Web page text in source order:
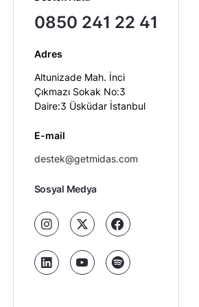
0850 241 22 41
Adres
Altunizade Mah. İnci
Çıkmazı Sokak No:3
Daire:3 Üsküdar İstanbul
E-mail
destek@getmidas.com
Sosyal Medya